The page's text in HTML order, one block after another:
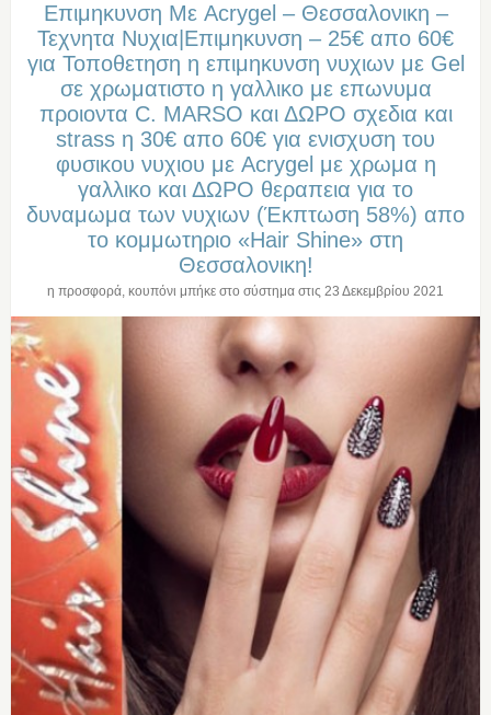
Επιμηκυνση Με Acrygel – Θεσσαλονικη –
Τεχνητα Νυχια|Επιμηκυνση – 25€ απο 60€
για Τοποθετηση η επιμηκυνση νυχιων με Gel
σε χρωματιστο η γαλλικο με επωνυμα
προιοντα C. MARSO και ΔΩΡΟ σχεδια και
strass η 30€ απο 60€ για ενισχυση του
φυσικου νυχιου με Acrygel με χρωμα η
γαλλικο και ΔΩΡΟ θεραπεια για το
δυναμωμα των νυχιων (Έκπτωση 58%) απο
το κομμωτηριο «Hair Shine» στη
Θεσσαλονικη!
η προσφορά, κουπόνι μπήκε στο σύστημα στις 23 Δεκεμβρίου 2021